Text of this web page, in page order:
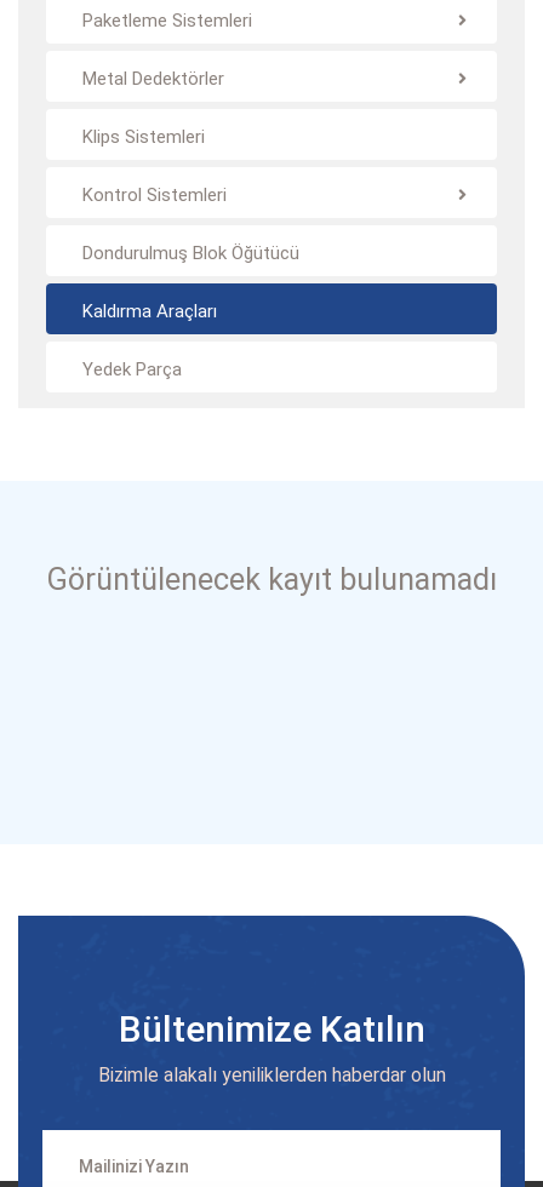
Paketleme Sistemleri
Metal Dedektörler
Klips Sistemleri
Kontrol Sistemleri
Dondurulmuş Blok Öğütücü
Kaldırma Araçları
Yedek Parça
Görüntülenecek kayıt bulunamadı
Bültenimize Katılın
Bizimle alakalı yeniliklerden haberdar olun